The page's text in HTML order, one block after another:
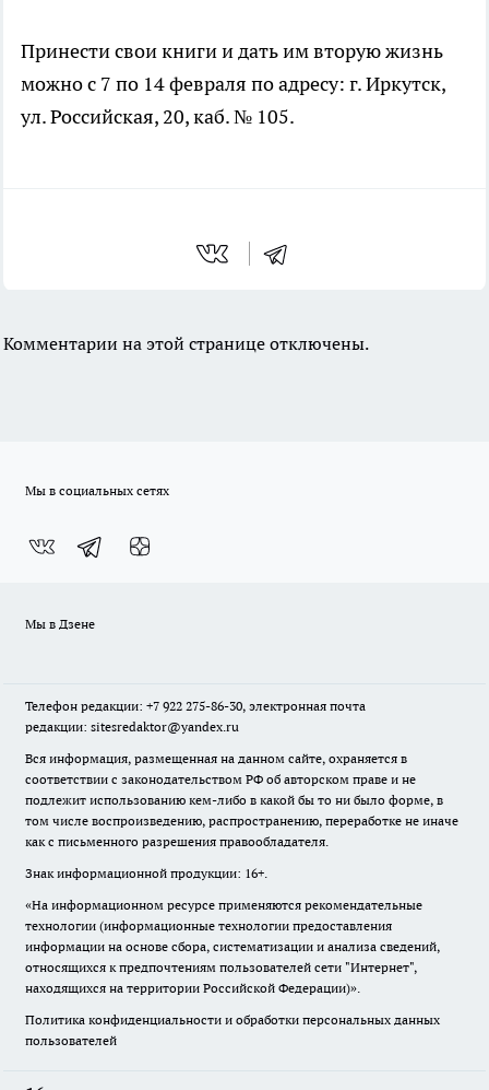
Принести свои книги и дать им вторую жизнь
можно с 7 по 14 февраля по адресу: г. Иркутск,
ул. Российская, 20, каб. № 105.
Комментарии на этой странице отключены.
Мы в социальных сетях
Мы в Дзене
Телефон редакции: +7 922 275-86-30, электронная почта
редакции: sitesredaktor@yandex.ru
Вся информация, размещенная на данном сайте, охраняется в
соответствии с законодательством РФ об авторском праве и не
подлежит использованию кем-либо в какой бы то ни было форме, в
том числе воспроизведению, распространению, переработке не иначе
как с письменного разрешения правообладателя.
Знак информационной продукции: 16+.
«На информационном ресурсе применяются рекомендательные
технологии (информационные технологии предоставления
информации на основе сбора, систематизации и анализа сведений,
относящихся к предпочтениям пользователей сети "Интернет",
находящихся на территории Российской Федерации)».
Политика конфиденциальности и обработки персональных данных
пользователей